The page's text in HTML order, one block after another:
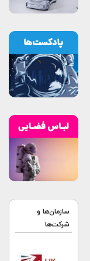
سازمان‌ها و
شرکت‌ها